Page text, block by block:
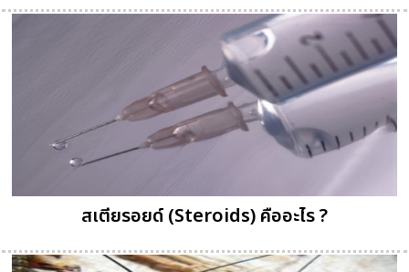
สเตียรอยด์ (Steroids) คืออะไร ?